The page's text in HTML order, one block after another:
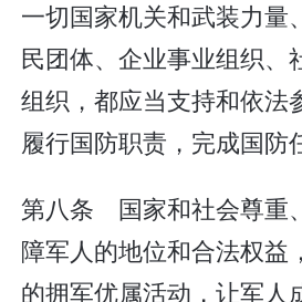
一切国家机关和武装力量
民团体、企业事业组织、
组织，都应当支持和依法
履行国防职责，完成国防
第八条 国家和社会尊重
障军人的地位和合法权益
的拥军优属活动，让军人